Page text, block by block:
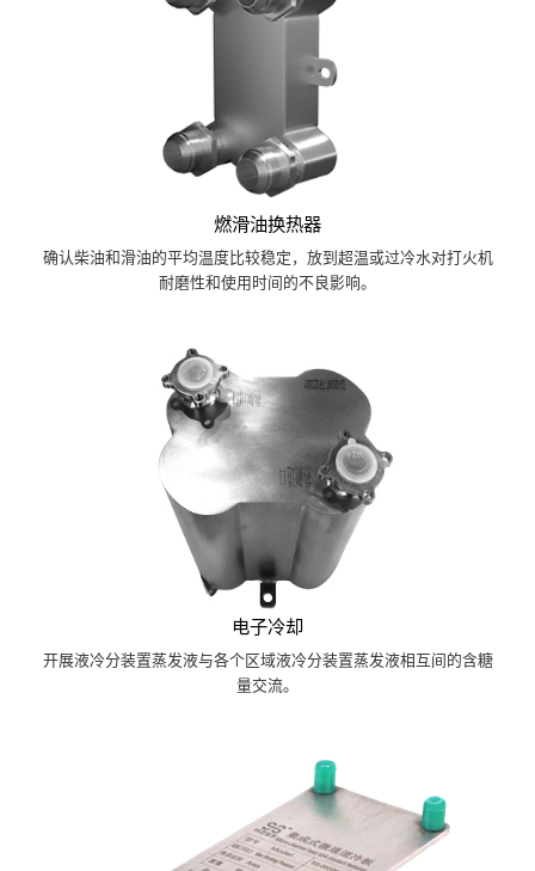
燃滑油换热器
确认柴油和滑油的平均温度比较稳定，放到超温或过冷水对打火机
耐磨性和使用时间的不良影响。
电子冷却
开展液冷分装置蒸发液与各个区域液冷分装置蒸发液相互间的含糖
量交流。